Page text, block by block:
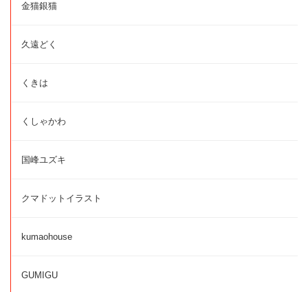
金猫銀猫
久遠どく
くきは
くしゃかわ
国峰ユズキ
クマドットイラスト
kumaohouse
GUMIGU